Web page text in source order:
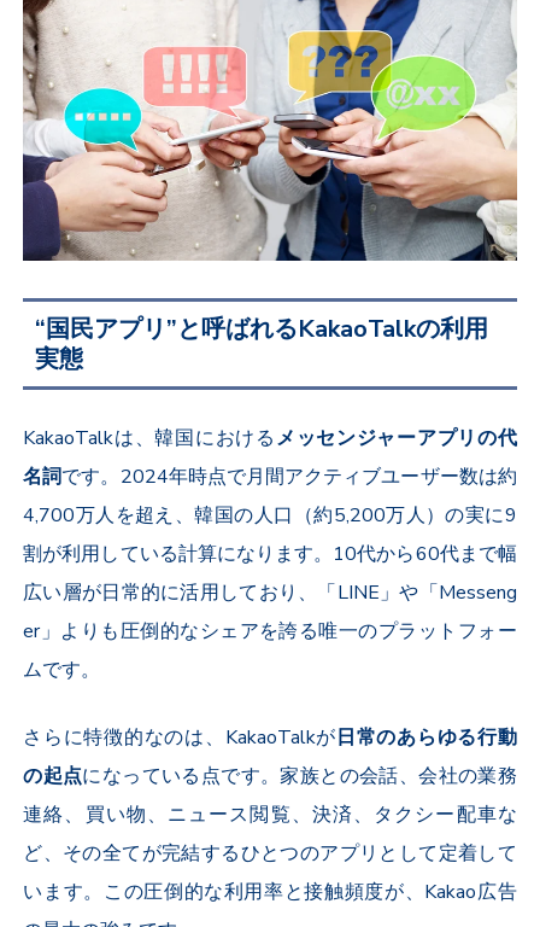
“国民アプリ”と呼ばれるKakaoTalkの利用
実態
KakaoTalkは、韓国におけるメッセンジャーアプリの代
名詞です。 2024年時点で月間アクティブユーザー数は約
4,700万人を超え、韓国の人口（約5,200万人）の実に9
割が利用している計算になります。 10代から60代まで幅
広い層が日常的に活用しており、「LINE」や「Messeng
er」よりも圧倒的なシェアを誇る唯一のプラットフォー
ムです。
さらに特徴的なのは、 KakaoTalkが日常のあらゆる行動
の起点になっている点です。家族との会話、会社の業務
連絡、買い物、ニュース閲覧、決済、タクシー配車な
ど、その全てが完結するひとつのアプリとして定着して
います。この圧倒的な利用率と接触頻度が、 Kakao広告